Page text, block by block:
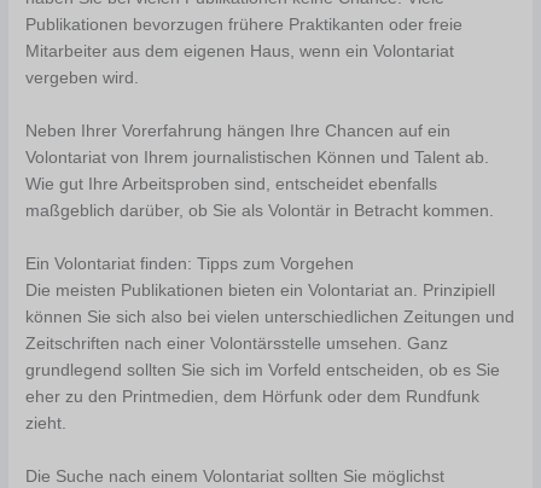
Publikationen bevorzugen frühere Praktikanten oder freie
Mitarbeiter aus dem eigenen Haus, wenn ein Volontariat
vergeben wird.
Neben Ihrer Vorerfahrung hängen Ihre Chancen auf ein
Volontariat von Ihrem journalistischen Können und Talent ab.
Wie gut Ihre Arbeitsproben sind, entscheidet ebenfalls
maßgeblich darüber, ob Sie als Volontär in Betracht kommen.
Ein Volontariat finden: Tipps zum Vorgehen
Die meisten Publikationen bieten ein Volontariat an. Prinzipiell
können Sie sich also bei vielen unterschiedlichen Zeitungen und
Zeitschriften nach einer Volontärsstelle umsehen. Ganz
grundlegend sollten Sie sich im Vorfeld entscheiden, ob es Sie
eher zu den Printmedien, dem Hörfunk oder dem Rundfunk
zieht.
Die Suche nach einem Volontariat sollten Sie möglichst